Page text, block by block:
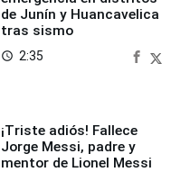
de Junín y Huancavelica
tras sismo
access_time 2:35
¡Triste adiós! Fallece
Jorge Messi, padre y
mentor de Lionel Messi